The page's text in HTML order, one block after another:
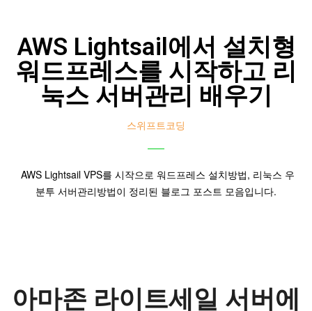
AWS Lightsail에서 설치형
워드프레스를 시작하고 리
눅스 서버관리 배우기
스위프트코딩
AWS Lightsail VPS를 시작으로 워드프레스 설치방법, 리눅스 우
분투 서버관리방법이 정리된 블로그 포스트 모음입니다.
아마존 라이트세일 서버에